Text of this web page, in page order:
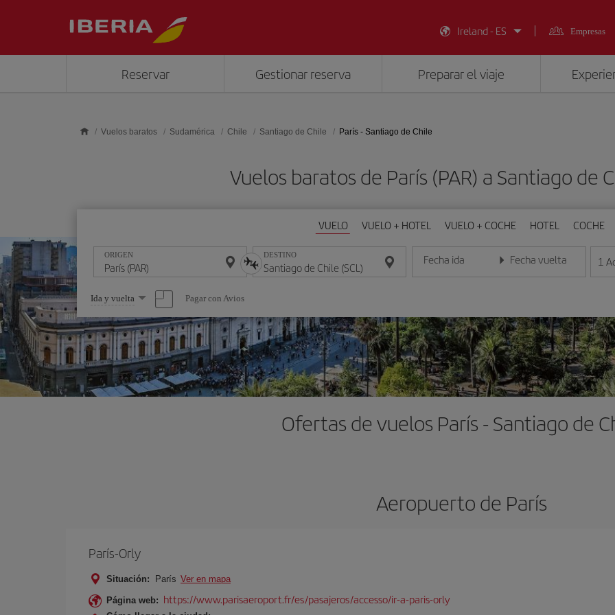
Ireland - ES
Empresas
Reservar Gestionar reserva Preparar el viaje
Vuelos baratos Sudamérica Chile Santiago de Chile París - Santiago de Chile
Vuelos baratos de París (PAR) a Santiago de
VUELO VUELO + HOTEL VUELO + COCHE HOTEL COCHE
ORIGEN DESTINO Fecha ida
Introduce la fecha en formato día/mes/año
Fecha vuelta
Introduce la fecha en 1
Seleccione
una
opción
Ida y vuelta Pagar con Avios
Ofertas de vuelos París - Santiago de
Aeropuerto de París
París-Orly
Situación: París Ver en mapa
Página web: https://www.parisaeroport.fr/es/pasajeros/accesso/ir-a-paris-orly